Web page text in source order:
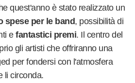
quest'anno è stato realizzato un
spese per le band, possibilità di
efantastici premi. Il centro del
gli artisti che offriranno una
per fondersi con l'atmosfera
li circonda.